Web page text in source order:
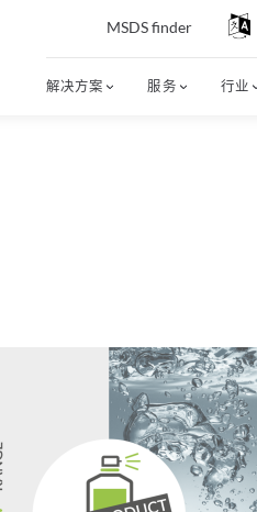
MSDS finder
解决方案 服务 行业